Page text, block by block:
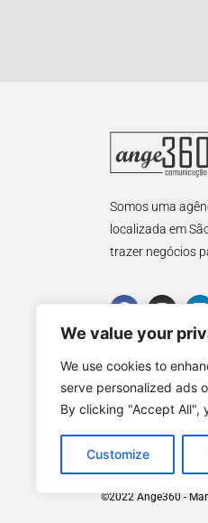
We value your
We use cookies to
serve personalized ads
By clicking "Accept All",
Customize
Somos uma
localizada em
trazer negócios
©2022 Ange360 -